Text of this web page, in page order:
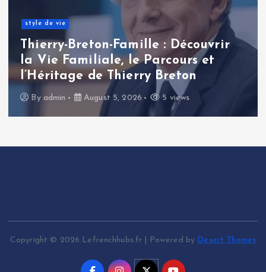
style de vie
Thierry-Breton-Famille : Découvrir
la Vie Familiale, le Parcours et
l’Héritage de Thierry Breton
By admin August 5, 2026 5 views
Copyright © 2026 Lefrenchhubs.fr | Powered by Desert Themes